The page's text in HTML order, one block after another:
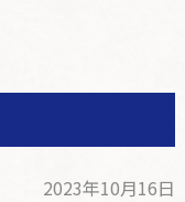
2023年10月16日